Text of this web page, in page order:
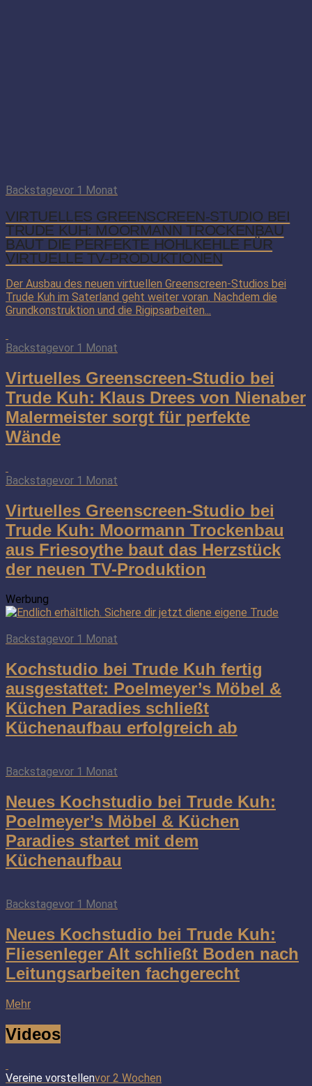
Backstagevor 1 Monat
VIRTUELLES GREENSCREEN-STUDIO BEI
TRUDE KUH: MOORMANN TROCKENBAU
BAUT DIE PERFEKTE HOHLKEHLE FÜR
VIRTUELLE TV-PRODUKTIONEN
Der Ausbau des neuen virtuellen Greenscreen-Studios bei
Trude Kuh im Saterland geht weiter voran. Nachdem die
Grundkonstruktion und die Rigipsarbeiten...
Backstagevor 1 Monat
Virtuelles Greenscreen-Studio bei
Trude Kuh: Klaus Drees von Nienaber
Malermeister sorgt für perfekte
Wände
Backstagevor 1 Monat
Virtuelles Greenscreen-Studio bei
Trude Kuh: Moormann Trockenbau
aus Friesoythe baut das Herzstück
der neuen TV-Produktion
Werbung
Backstagevor 1 Monat
Kochstudio bei Trude Kuh fertig
ausgestattet: Poelmeyer’s Möbel &
Küchen Paradies schließt
Küchenaufbau erfolgreich ab
Backstagevor 1 Monat
Neues Kochstudio bei Trude Kuh:
Poelmeyer’s Möbel & Küchen
Paradies startet mit dem
Küchenaufbau
Backstagevor 1 Monat
Neues Kochstudio bei Trude Kuh:
Fliesenleger Alt schließt Boden nach
Leitungsarbeiten fachgerecht
Mehr
Videos
Vereine vorstellenvor 2 Wochen